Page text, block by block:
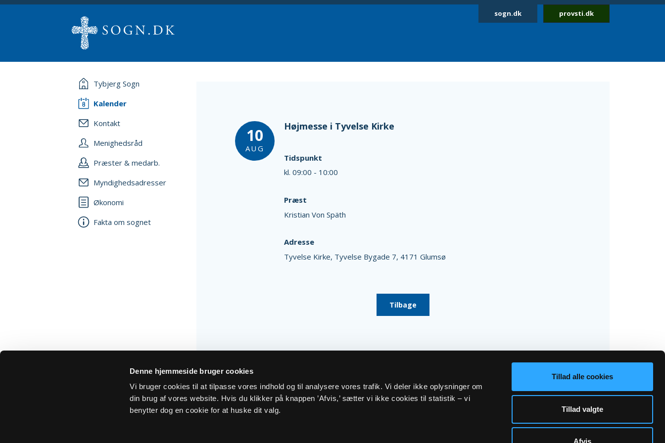
Denne hjemmeside bruger cookies
Vi bruger cookies til at tilpasse vores indhold og til analysere vores trafik. Vi deler ikke oplysninger om
din brug af vores website. Hvis du klikker på knappen ’Afvis,’ sætter vi ikke cookies til statistik – vi
benytter dog en cookie for at huske dit valg.
Tillad alle cookies
Tillad valgte
Afvis
sogn.dk provsti.dk
Tybjerg Sogn
Kalender
Kontakt
Menighedsråd
Præster & medarb.
Myndighedsadresser
Økonomi
Fakta om sognet
10
AUG
Højmesse i Tyvelse Kirke
Tidspunkt
kl. 09:00 - 10:00
Præst
Kristian Von Späth
Adresse
Tyvelse Kirke, Tyvelse Bygade 7, 4171 Glumsø
Tilbage